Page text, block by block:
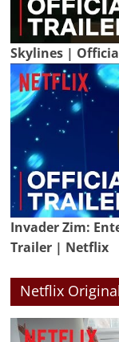
Skylines |
Invader Zim:
Trailer | Netflix
Netflix